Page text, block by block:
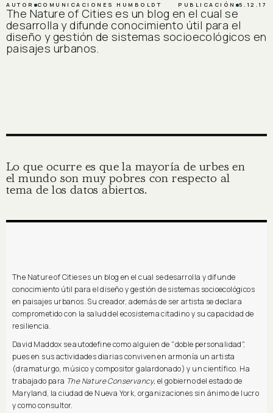
AUTOR COMUNICACIONES HUMBOLDT PUBLICACIÓN 5.12.17
The Nature of Cities es un blog en el cual se
desarrolla y difunde conocimiento útil para el
diseño y gestión de sistemas socioecológicos en
paisajes urbanos.
The Nature of Cities es un blog en el cual se desarrolla y difunde
conocimiento útil para el diseño y gestión de sistemas socioecológicos
en paisajes urbanos. Su creador, además de ser artista se declara
comprometido con la salud del ecosistema citadino y su capacidad de
resiliencia.
David Maddox se autodefine como alguien de "doble personalidad",
pues en sus actividades diarias conviven en armonía un artista
(dramaturgo, músico y compositor galardonado) y un científico. Ha
trabajado para The Nature Conservancy, el gobierno del estado de
Maryland, la ciudad de Nueva York, organizaciones sin ánimo de lucro
y como consultor.
Lo que ocurre es que la mayoría de urbes en
el mundo son muy pobres con respecto al
tema de los datos abiertos.